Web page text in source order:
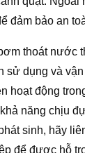
đảm bảo an
thoát nước
sử dụng và
hoạt động
năng chịu
sinh, hãy
để được hỗ